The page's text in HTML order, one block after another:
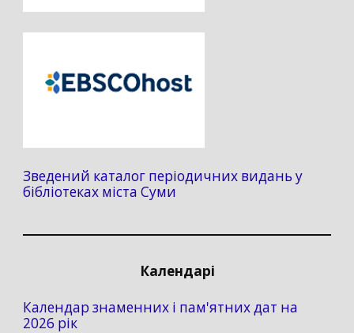
Зведений каталог періодичних видань у
бібліотеках міста Суми
Календарі
Календар знаменних і пам'ятних дат на
2026 рік